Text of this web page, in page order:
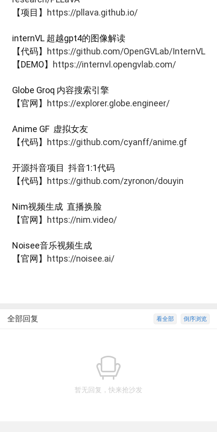
【项目】 https://pllava.github.io/
internVL 超越gpt4的图像解读
【代码】 https://github.com/OpenGVLab/InternVL
【DEMO】 https://internvl.opengvlab.com/
Globe Groq 内容搜索引擎
【官网】 https://explorer.globe.engineer/
Anime GF 虚拟女友
【代码】 https://github.com/cyanff/anime.gf
开源抖音项目 抖音1:1代码
【代码】 https://github.com/zyronon/douyin
Nim视频生成 直播换脸
【官网】 https://nim.video/
Noisee音乐视频生成
【官网】 https://noisee.ai/
倒序浏览
看全部
全部回复
暂无回复，快来抢沙发